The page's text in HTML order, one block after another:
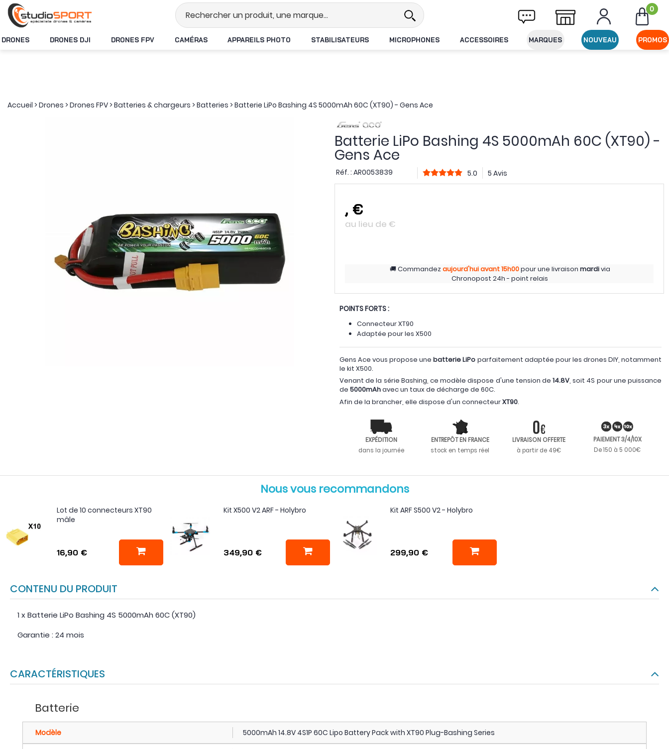
Stock en temps réel Livraison offerte dès 49€ d'achat 0
DRONES DRONES DJI DRONES FPV CAMÉRAS APPAREILS PHOTO STABILISATEURS MICROPHONES ACCESSOIRES MARQUES NOUVEAU PROMOS
Accueil >Drones >Drones FPV>Batteries & chargeurs >Batteries >Batterie LiPo Bashing 4S 5000mAh 60C (XT90) - Gens Ace
Batterie LiPo Bashing 4S 5000mAh 60C (XT90) -
Gens Ace
Réf. : AR0053839 5.0 5 Avis
, €
au lieu de €
Commandezaujourd'huiavant 15h00pour une livraison mardivia
Chronopost 24h - point relais
POINTS FORTS :
Connecteur XT90
Adaptée pour les X500
Gens Ace vous propose unebatterie LiPo parfaitement adaptée pour les drones DIY, notamment
le kit X500.
Venant de la série Bashing, ce modèle dispose d'une tension de14.8V, soit 4S pour une puissance
de 5000mAhavec un taux de décharge de 60C.
Afin de la brancher, elle dispose d'un connecteurXT90.
EXPÉDITION
dans la journée
ENTREPÔT EN FRANCE
stock en temps réel
LIVRAISON OFFERTE
à partir de 49€
PAIEMENT 3/4/10X
De 150 à 5 000€
Nous vous recommandons
Lot de 10 connecteurs XT90
mâle
16,90 €
Kit X500 V2 ARF - Holybro
349,90 €
Kit ARF S500 V2 - Holybro
299,90 €
CONTENU DU PRODUIT
1 x Batterie LiPo Bashing 4S 5000mAh 60C (XT90)
Garantie : 24 mois
CARACTÉRISTIQUES
Batterie
Modèle 5000mAh 14.8V 4S1P 60C Lipo Battery Pack with XT90 Plug-Bashing Series